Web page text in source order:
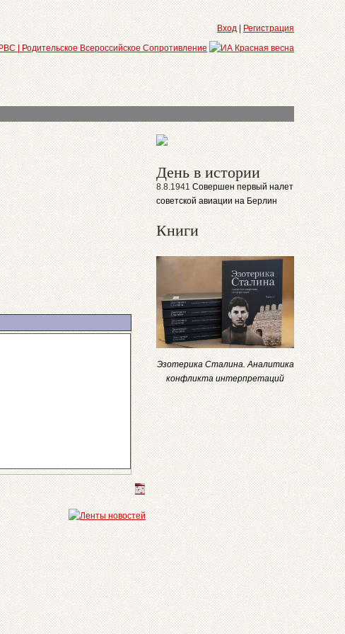
Вход Регистрация
День в истории
8.8.1941 Совершен первый налет
советской авиации на Берлин
Книги
Эзотерика Сталина. Аналитика
конфликта интерпретаций